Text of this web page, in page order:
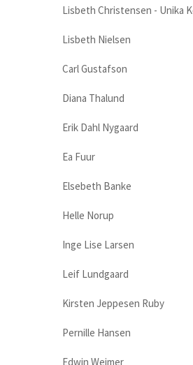
Lisbeth Christensen - Unika
Lisbeth Nielsen
Carl Gustafson
Diana Thalund
Erik Dahl Nygaard
Ea Fuur
Elsebeth Banke
Helle Norup
Inge Lise Larsen
Leif Lundgaard
Kirsten Jeppesen Ruby
Pernille Hansen
Edwin Weimer